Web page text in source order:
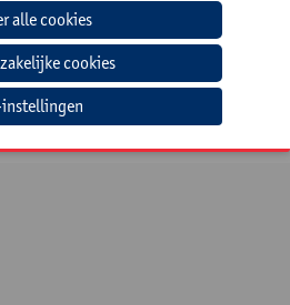
ondersteuners uit het
onderwijs